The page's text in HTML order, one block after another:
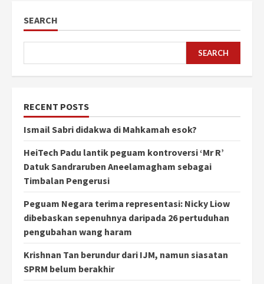
SEARCH
SEARCH
RECENT POSTS
Ismail Sabri didakwa di Mahkamah esok?
HeiTech Padu lantik peguam kontroversi ‘Mr R’
Datuk Sandraruben Aneelamagham sebagai
Timbalan Pengerusi
Peguam Negara terima representasi: Nicky Liow
dibebaskan sepenuhnya daripada 26 pertuduhan
pengubahan wang haram
Krishnan Tan berundur dari IJM, namun siasatan
SPRM belum berakhir